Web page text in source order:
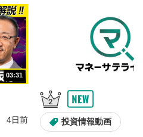
量が調整できます。
は端末の音量調節ボタンを利用
ることができます。
は画面右下の設定(歯車マーク)
03:31
4日前 投資情報動画